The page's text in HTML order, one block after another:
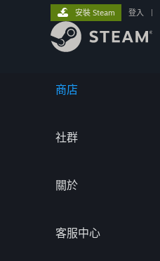
商店
社群
關於
客服中心
安裝 Steam 登入